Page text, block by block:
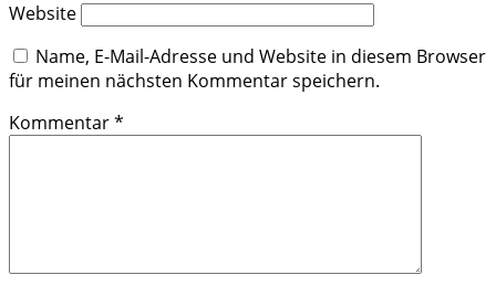
Website
Name, E-Mail-Adresse und Website in diesem Browser
für meinen nächsten Kommentar speichern.
Kommentar*